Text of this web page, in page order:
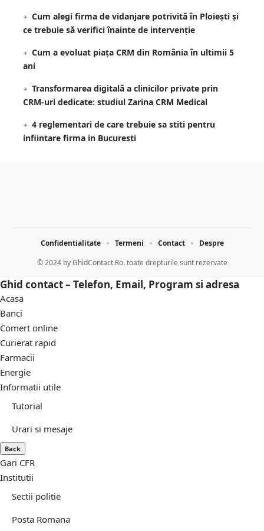
Cum alegi firma de vidanjare potrivită în Ploiești și
ce trebuie să verifici înainte de intervenție
Cum a evoluat piața CRM din România în ultimii 5
ani
Transformarea digitală a clinicilor private prin
CRM-uri dedicate: studiul Zarina CRM Medical
4 reglementari de care trebuie sa stiti pentru
infiintare firma in Bucuresti
© 2024 byGhidContact.Ro. toate drepturile sunt rezervate
Confidentialitate Termeni Contact Despre
Ghid contact – Telefon, Email, Program si adresa
Acasa
Banci
Comert online
Curierat rapid
Farmacii
Energie
Informatii utile
Tutorial
Urari si mesaje
Back
Gari CFR
Institutii
Sectii politie
Posta Romana